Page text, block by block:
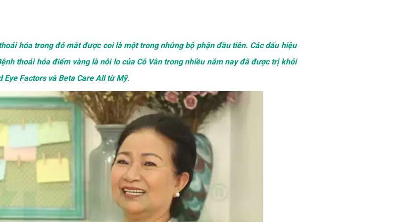
hóa trong đó mắt được coi là một trong những bộ phận đầu tiên. Các dấu hiệu
thoái hóa điểm vàng là nỗi lo của Cô Vân trong nhiều năm nay đã được trị khỏi
Factors và Beta Care All từ Mỹ.